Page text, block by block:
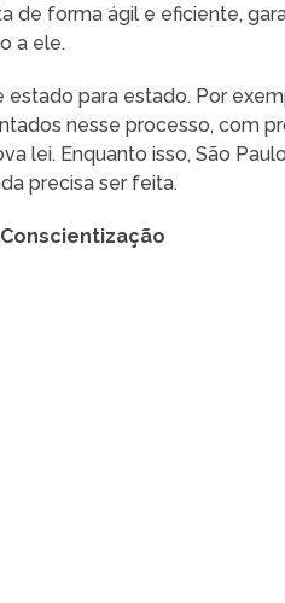
de forma ágil e eficiente,
a ele.
para estado. Por
nesse processo, com
lei. Enquanto isso, São
precisa ser feita.